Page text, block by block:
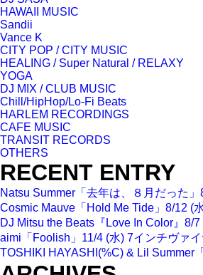
HAWAII MUSIC
Sandii
Vance K
CITY POP / CITY MUSIC
HEALING / Super Natural / RELAXY
YOGA
DJ MIX / CLUB MUSIC
Chill/HipHop/Lo-Fi Beats
HARLEM RECORDINGS
CAFE MUSIC
TRANSIT RECORDS
OTHERS
RECENT ENTRY
Natsu Summer「去年は、８月だった
Cosmic Mauve「Hold Me Tide」8/12 (
DJ Mitsu the Beats『Love In Color』8/
aimi「Foolish」11/4 (水) 7インチヴァ
TOSHIKI HAYASHI(%C) & Lil Summer